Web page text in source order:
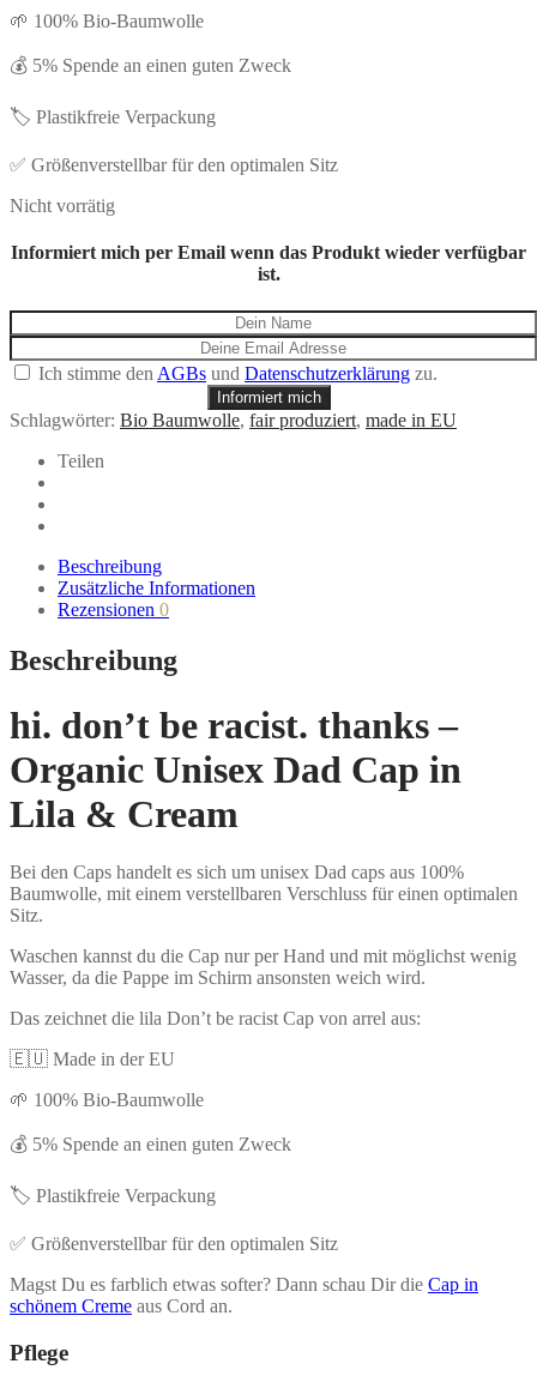
🌱 100% Bio-Baumwolle
💰 5% Spende an einen guten Zweck
🏷️ Plastikfreie Verpackung
✅ Größenverstellbar für den optimalen Sitz
Nicht vorrätig
Informiert mich per Email wenn das Produkt wieder verfügbar
ist.
Ich stimme den AGBs und Datenschutzerklärung zu.
Informiert mich
Schlagwörter: Bio Baumwolle, fair produziert, made in EU
Teilen
Beschreibung
Zusätzliche Informationen
Rezensionen 0
Beschreibung
hi. don’t be racist. thanks –
Organic Unisex Dad Cap in
Lila & Cream
Bei den Caps handelt es sich um unisex Dad caps aus 100%
Baumwolle, mit einem verstellbaren Verschluss für einen optimalen
Sitz.
Waschen kannst du die Cap nur per Hand und mit möglichst wenig
Wasser, da die Pappe im Schirm ansonsten weich wird.
Das zeichnet die lila Don’t be racist Cap von arrel aus:
🇪🇺 Made in der EU
🌱 100% Bio-Baumwolle
💰 5% Spende an einen guten Zweck
🏷️ Plastikfreie Verpackung
✅ Größenverstellbar für den optimalen Sitz
Magst Du es farblich etwas softer? Dann schau Dir die Cap in
schönem Creme aus Cord an.
Pflege